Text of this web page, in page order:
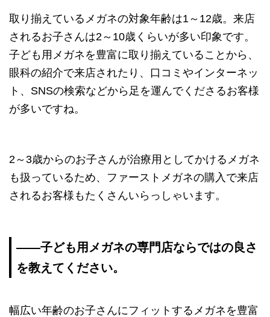
取り揃えているメガネの対象年齢は1～12歳。来店
されるお子さんは2～10歳くらいが多い印象です。
子ども用メガネを豊富に取り揃えていることから、
眼科の紹介で来店されたり、口コミやインターネッ
ト、SNSの検索などから足を運んでくださるお客様
が多いですね。
2～3歳からのお子さんが治療用としてかけるメガネ
も扱っているため、ファーストメガネの購入で来店
されるお客様もたくさんいらっしゃいます。
――子ども用メガネの専門店ならではの良さ
を教えてください。
幅広い年齢のお子さんにフィットするメガネを豊富